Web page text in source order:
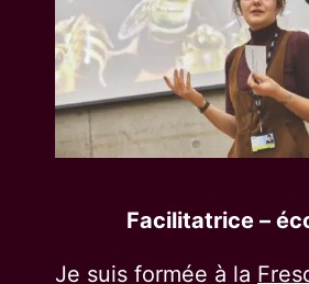
Facilitatrice –
Je suis formée à la